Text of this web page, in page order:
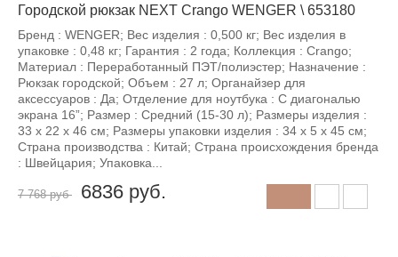
Городской рюкзак NEXT Crango WENGER \ 653180
Бренд : WENGER; Вес изделия : 0,500 кг; Вес изделия в
упаковке : 0,48 кг; Гарантия : 2 года; Коллекция : Crango;
Материал : Переработанный ПЭТ/полиэстер; Назначение :
Рюкзак городской; Объем : 27 л; Органайзер для
аксессуаров : Да; Отделение для ноутбука : С диагональю
экрана 16”; Размер : Средний (15-30 л); Размеры изделия :
33 x 22 x 46 см; Размеры упаковки изделия : 34 х 5 х 45 см;
Страна производства : Китай; Страна происхождения бренда
: Швейцария; Упаковка...
7 768 руб 6836 руб.